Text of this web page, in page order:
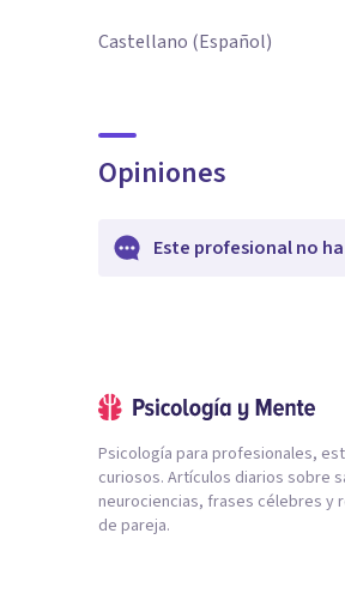
Castellano (Español)
Opiniones
Este profesional no
Psicología para profesionales,
curiosos. Artículos diarios sobre
neurociencias, frases célebres y
de pareja.